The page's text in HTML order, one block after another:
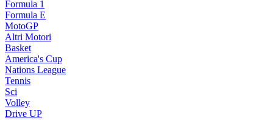
Formula 1
Formula E
MotoGP
Altri Motori
Basket
America's Cup
Nations League
Tennis
Sci
Volley
Drive UP